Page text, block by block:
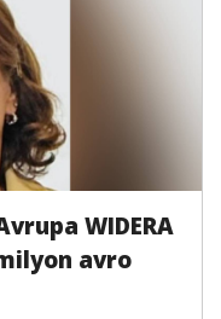
WIDERA
avro